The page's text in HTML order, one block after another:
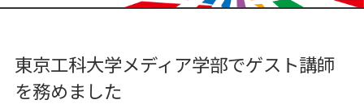
東京工科大学メディア学部でゲスト講師
を務めました